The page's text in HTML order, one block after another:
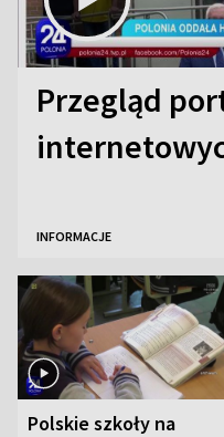
Przegląd
INFORMACJE
Polskie szkoły na